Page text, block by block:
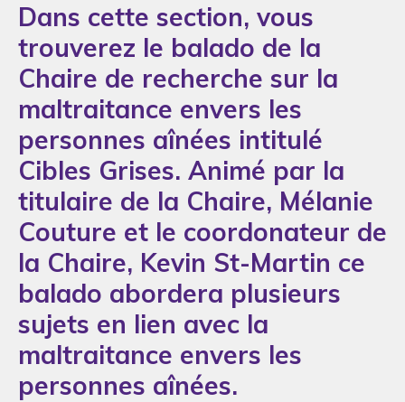
Dans cette section, vous
trouverez le balado de la
Chaire de recherche sur la
maltraitance envers les
personnes aînées intitulé
Cibles Grises. Animé par la
titulaire de la Chaire, Mélanie
Couture et le coordonateur de
la Chaire, Kevin St-Martin ce
balado abordera plusieurs
sujets en lien avec la
maltraitance envers les
personnes aînées.